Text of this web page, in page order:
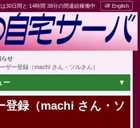
30日間と 14時間 38分の間連続稼働中 English
らせ
ー登録（machi さん・ソルさん）
ー
登録（machi さん・ソ